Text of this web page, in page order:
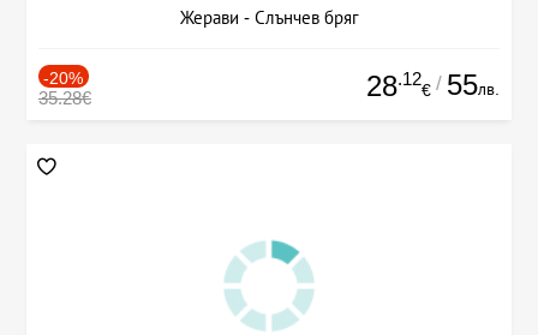
Жерави - Слънчев бряг
-20%
35.28€ 28.12
€ / 55лв.